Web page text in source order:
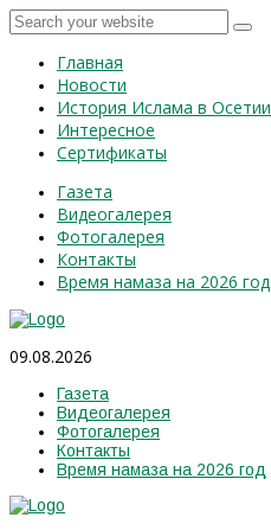
Главная
Новости
История Ислама в Осетии
Интересное
Сертификаты
Газета
Видеогалерея
Фотогалерея
Контакты
Время намаза на 2026 год
09.08.2026
Газета
Видеогалерея
Фотогалерея
Контакты
Время намаза на 2026 год